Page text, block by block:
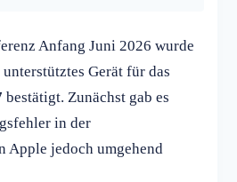
Anfang Juni 2026 wurde
Gerät für das
bestätigt. Zunächst gab es
in der
Apple jedoch umgehend